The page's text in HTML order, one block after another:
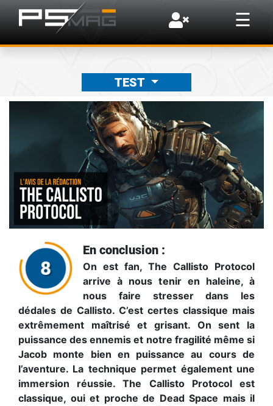
☰
×
TEST
En conclusion :
On est fan, The Callisto Protocol
arrive à nous tenir en haleine, à
nous faire stresser dans les
dédales de Callisto. C’est certes classique mais
extrêmement maîtrisé et grisant. On sent la
puissance des ennemis et notre fragilité même si
Jacob monte bien en puissance au cours de
l’aventure. La technique permet également une
immersion réussie. The Callisto Protocol est
classique, oui et proche de Dead Space mais il